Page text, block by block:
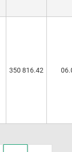
350 816.42